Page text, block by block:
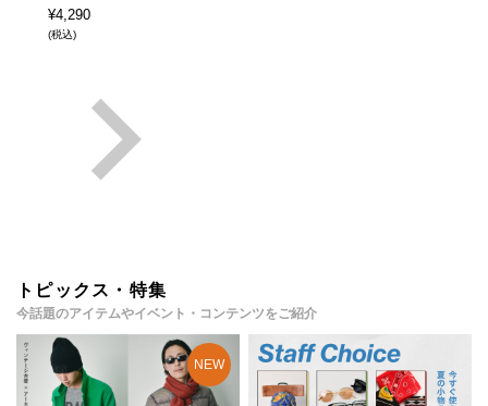
¥4,290
(税込)
トピックス・特集
今話題のアイテムやイベント・コンテンツをご紹介